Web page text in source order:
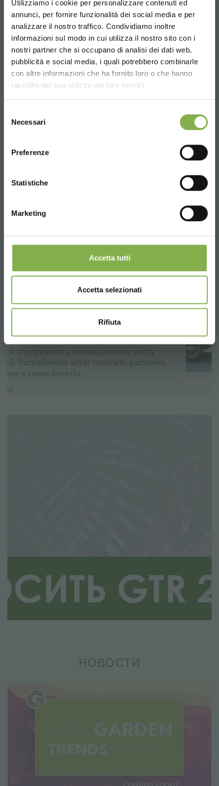
Utilizziamo i cookie per personalizzare contenuti ed
annunci, per fornire funzionalità dei social media e per
analizzare il nostro traffico. Condividiamo inoltre
informazioni sul modo in cui utilizza il nostro sito con i
nostri partner che si occupano di analisi dei dati web,
pubblicità e social media, i quali potrebbero combinarle
con altre informazioni che ha fornito loro o che hanno
raccolto dal suo utilizzo dei loro servizi.
delNecessari
Preferenze
Statistiche
Marketing
Accetta tutti
Accetta selezionati
Rifiuta
НОВОСТИ
Choose the country you are in and your
language for a better browsing experience